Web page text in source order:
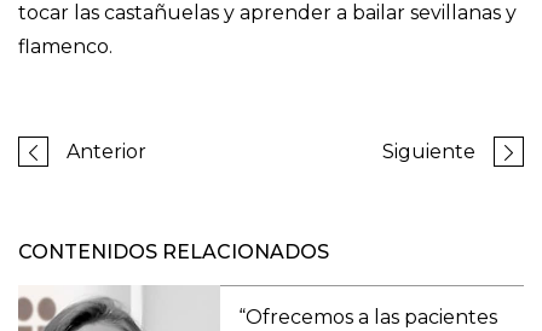
tocar las castañuelas y aprender a bailar sevillanas y
flamenco.
Anterior Siguiente
CONTENIDOS RELACIONADOS
“Ofrecemos a las pacientes